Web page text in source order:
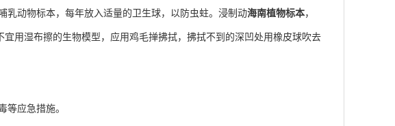
乳动物标本，每年放入适量的卫生球，以防虫蛀。浸制动海南植物标本，
用湿布擦的生物模型，应用鸡毛掸拂拭，拂拭不到的深凹处用橡皮球吹去
等应急措施。